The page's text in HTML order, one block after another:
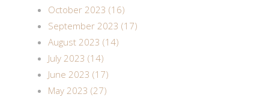
October 2023 (16)
September 2023 (17)
August 2023 (14)
July 2023 (14)
June 2023 (17)
May 2023 (27)